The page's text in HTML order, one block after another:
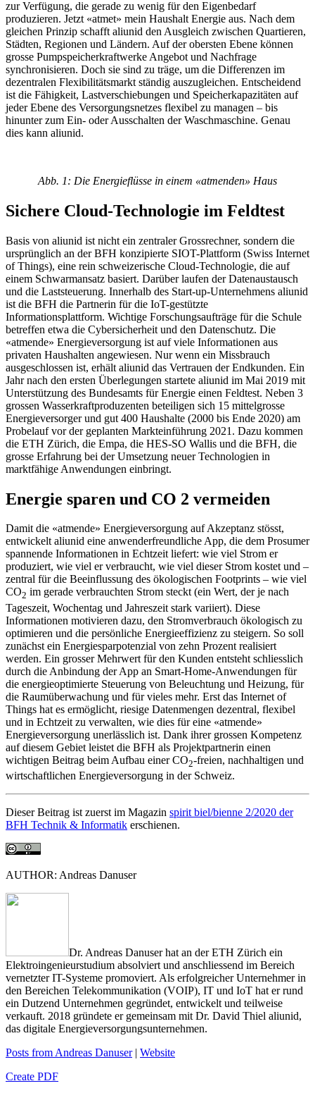
zur Verfügung, die gerade zu wenig für den Eigenbedarf
produzieren. Jetzt «atmet» mein Haushalt Energie aus. Nach dem
gleichen Prinzip schafft aliunid den Ausgleich zwischen Quartieren,
Städten, Regionen und Ländern. Auf der obersten Ebene können
grosse Pumpspeicherkraftwerke Angebot und Nachfrage
synchronisieren. Doch sie sind zu träge, um die Differenzen im
dezentralen Flexibilitätsmarkt ständig auszugleichen. Entscheidend
ist die Fähigkeit, Lastverschiebungen und Speicherkapazitäten auf
jeder Ebene des Versorgungsnetzes flexibel zu managen – bis
hinunter zum Ein- oder Ausschalten der Waschmaschine. Genau
dies kann aliunid.
Abb. 1: Die Energieflüsse in einem «atmenden» Haus
Sichere Cloud-Technologie im Feldtest
Basis von aliunid ist nicht ein zentraler Grossrechner, sondern die
ursprünglich an der BFH konzipierte SIOT-Plattform (Swiss Internet
of Things), eine rein schweizerische Cloud-Technologie, die auf
einem Schwarmansatz basiert. Darüber laufen der Datenaustausch
und die Laststeuerung. Innerhalb des Start-up-Unternehmens aliunid
ist die BFH die Partnerin für die IoT-gestützte
Informationsplattform. Wichtige Forschungsaufträge für die Schule
betreffen etwa die Cybersicherheit und den Datenschutz. Die
«atmende» Energieversorgung ist auf viele Informationen aus
privaten Haushalten angewiesen. Nur wenn ein Missbrauch
ausgeschlossen ist, erhält aliunid das Vertrauen der Endkunden. Ein
Jahr nach den ersten Überlegungen startete aliunid im Mai 2019 mit
Unterstützung des Bundesamts für Energie einen Feldtest. Neben 3
grossen Wasserkraftproduzenten beteiligen sich 15 mittelgrosse
Energieversorger und gut 400 Haushalte (2000 bis Ende 2020) am
Probelauf vor der geplanten Markteinführung 2021. Dazu kommen
die ETH Zürich, die Empa, die HES-SO Wallis und die BFH, die
grosse Erfahrung bei der Umsetzung neuer Technologien in
marktfähige Anwendungen einbringt.
Energie sparen und CO 2 vermeiden
Damit die «atmende» Energieversorgung auf Akzeptanz stösst,
entwickelt aliunid eine anwenderfreundliche App, die dem Prosumer
spannende Informationen in Echtzeit liefert: wie viel Strom er
produziert, wie viel er verbraucht, wie viel dieser Strom kostet und –
zentral für die Beeinflussung des ökologischen Footprints – wie viel
CO2 im gerade verbrauchten Strom steckt (ein Wert, der je nach
Tageszeit, Wochentag und Jahreszeit stark variiert). Diese
Informationen motivieren dazu, den Stromverbrauch ökologisch zu
optimieren und die persönliche Energieeffizienz zu steigern. So soll
zunächst ein Energiesparpotenzial von zehn Prozent realisiert
werden. Ein grosser Mehrwert für den Kunden entsteht schliesslich
durch die Anbindung der App an Smart-Home-Anwendungen für
die energieoptimierte Steuerung von Beleuchtung und Heizung, für
die Raumüberwachung und für vieles mehr. Erst das Internet of
Things hat es ermöglicht, riesige Datenmengen dezentral, flexibel
und in Echtzeit zu verwalten, wie dies für eine «atmende»
Energieversorgung unerlässlich ist. Dank ihrer grossen Kompetenz
auf diesem Gebiet leistet die BFH als Projektpartnerin einen
wichtigen Beitrag beim Aufbau einer CO2-freien, nachhaltigen und
wirtschaftlichen Energieversorgung in der Schweiz.
Dieser Beitrag ist zuerst im Magazin spirit biel/bienne 2/2020 der
BFH Technik & Informatik erschienen.
AUTHOR: Andreas Danuser
Dr. Andreas Danuser hat an der ETH Zürich ein
Elektroingenieurstudium absolviert und anschliessend im Bereich
vernetzter IT-Systeme promoviert. Als erfolgreicher Unternehmer in
den Bereichen Telekommunikation (VOIP), IT und IoT hat er rund
ein Dutzend Unternehmen gegründet, entwickelt und teilweise
verkauft. 2018 gründete er gemeinsam mit Dr. David Thiel aliunid,
das digitale Energieversorgungsunternehmen.
Posts from Andreas Danuser| Website
Create PDF